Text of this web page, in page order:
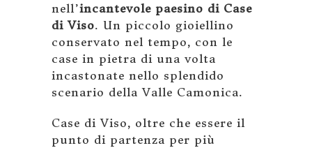
nell’incantevole paesino di Case
di Viso. Un piccolo gioiellino
conservato nel tempo, con le
case in pietra di una volta
incastonate nello splendido
scenario della Valle Camonica.
Case di Viso, oltre che essere il
punto di partenza per più